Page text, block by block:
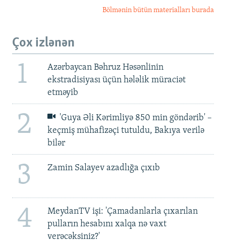
Bölmənin bütün materialları burada
Çox izlənən
1
Azərbaycan Bəhruz Həsənlinin
ekstradisiyası üçün hələlik müraciət
etməyib
2
'Guya Əli Kərimliyə 850 min göndərib' –
keçmiş mühafizəçi tutuldu, Bakıya verilə
bilər
3 Zamin Salayev azadlığa çıxıb
4
MeydanTV işi: 'Çamadanlarla çıxarılan
pulların hesabını xalqa nə vaxt
verəcəksiniz?'